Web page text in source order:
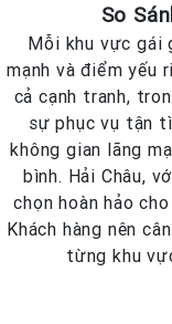
So
Mỗi khu vực gái
mạnh và điểm yếu
cả cạnh tranh,
sự phục vụ tận
không gian lãng
bình. Hải Châu,
chọn hoàn hảo
Khách hàng nên
từng khu